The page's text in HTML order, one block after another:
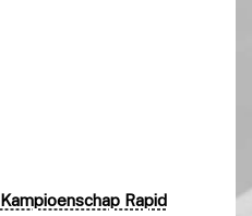
Rapid